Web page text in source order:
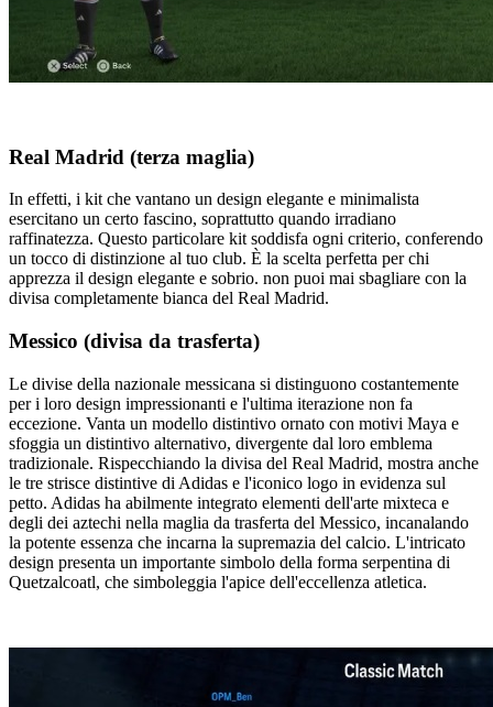
Real Madrid (terza maglia)
In effetti, i kit che vantano un design elegante e minimalista
esercitano un certo fascino, soprattutto quando irradiano
raffinatezza. Questo particolare kit soddisfa ogni criterio, conferendo
un tocco di distinzione al tuo club. È la scelta perfetta per chi
apprezza il design elegante e sobrio. non puoi mai sbagliare con la
divisa completamente bianca del Real Madrid.
Messico (divisa da trasferta)
Le divise della nazionale messicana si distinguono costantemente
per i loro design impressionanti e l'ultima iterazione non fa
eccezione. Vanta un modello distintivo ornato con motivi Maya e
sfoggia un distintivo alternativo, divergente dal loro emblema
tradizionale. Rispecchiando la divisa del Real Madrid, mostra anche
le tre strisce distintive di Adidas e l'iconico logo in evidenza sul
petto. Adidas ha abilmente integrato elementi dell'arte mixteca e
degli dei aztechi nella maglia da trasferta del Messico, incanalando
la potente essenza che incarna la supremazia del calcio. L'intricato
design presenta un importante simbolo della forma serpentina di
Quetzalcoatl, che simboleggia l'apice dell'eccellenza atletica.